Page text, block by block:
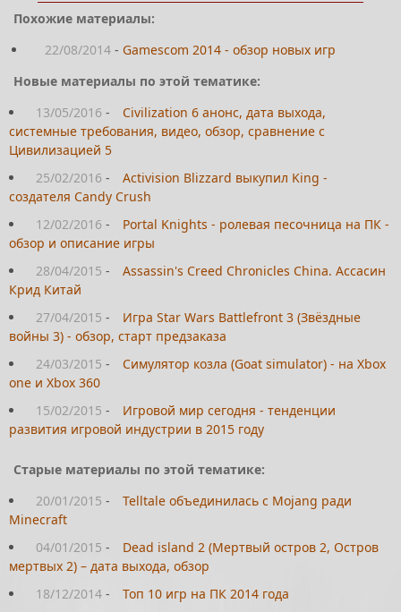
Похожие материалы:
22/08/2014 - Gamescom 2014 - обзор новых игр
Новые материалы по этой тематике:
13/05/2016 -
Civilization 6 анонс, дата выхода,
системные требования, видео, обзор, сравнение с
Цивилизацией 5
25/02/2016 -
Activision Blizzard выкупил King -
создателя Candy Crush
12/02/2016 -
Portal Knights - ролевая песочница на ПК -
обзор и описание игры
28/04/2015 -
Assassin's Creed Chronicles China. Ассасин
Крид Китай
27/04/2015 -
Игра Star Wars Battlefront 3 (Звёздные
войны 3) - обзор, старт предзаказа
24/03/2015 -
Симулятор козла (Goat simulator) - на Xbox
one и Xbox 360
15/02/2015 -
Игровой мир сегодня - тенденции
развития игровой индустрии в 2015 году
Старые материалы по этой тематике:
20/01/2015 -
Telltale объединилась с Mojang ради
Minecraft
04/01/2015 -
Dead island 2 (Мертвый остров 2, Остров
мертвых 2) – дата выхода, обзор
18/12/2014 -
Топ 10 игр на ПК 2014 года